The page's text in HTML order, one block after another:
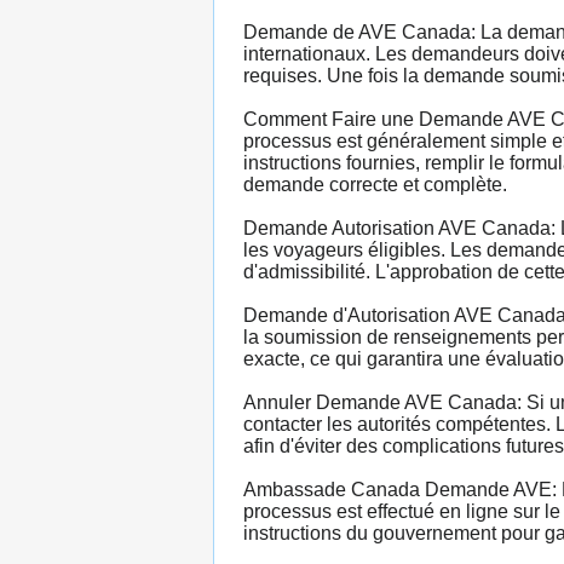
Demande de AVE Canada: La
internationaux. Les demandeurs
requises. Une fois la demande
Comment Faire une Demande AVE
processus est généralement simple
instructions fournies, remplir le
demande correcte et complète.
Demande Autorisation AVE
les voyageurs éligibles. Les
d'admissibilité. L'approbation de
Demande d'Autorisation AVE
la soumission de renseignements
exacte, ce qui garantira une
Annuler Demande AVE Canada: Si
contacter les autorités compétentes.
afin d'éviter des complications
Ambassade Canada Demande
processus est effectué en ligne sur
instructions du gouvernement pour